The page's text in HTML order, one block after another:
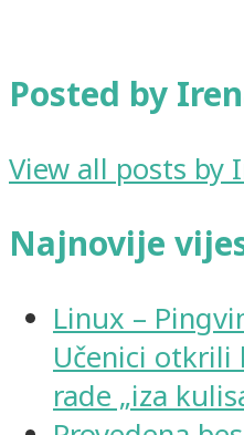
Posted by
View all posts by
Najnovije
Linux –
Učenici otkrili
rade „iza